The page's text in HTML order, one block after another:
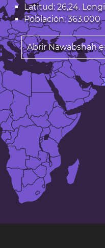
Latitud: 26,24.
Población: 363.000
Abrir Nawabshah